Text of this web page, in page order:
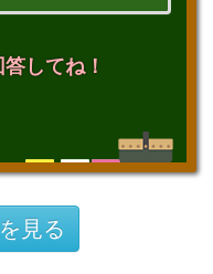
してね！
見る